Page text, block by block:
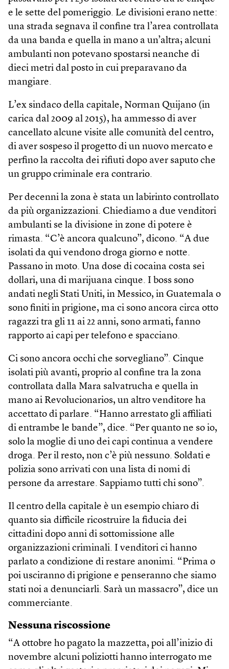
e le sette del pomeriggio. Le divisioni erano nette:
una strada segnava il confine tra l’area controllata
da una banda e quella in mano a un’altra; alcuni
ambulanti non potevano spostarsi neanche di
dieci metri dal posto in cui preparavano da
mangiare.
L’ex sindaco della capitale, Norman Quijano (in
carica dal 2009 al 2015), ha ammesso di aver
cancellato alcune visite alle comunità del centro,
di aver sospeso il progetto di un nuovo mercato e
perfino la raccolta dei rifiuti dopo aver saputo che
un gruppo criminale era contrario.
Per decenni la zona è stata un labirinto controllato
da più organizzazioni. Chiediamo a due venditori
ambulanti se la divisione in zone di potere è
rimasta. “C’è ancora qualcuno”, dicono. “A due
isolati da qui vendono droga giorno e notte.
Passano in moto. Una dose di cocaina costa sei
dollari, una di marijuana cinque. I boss sono
andati negli Stati Uniti, in Messico, in Guatemala o
sono finiti in prigione, ma ci sono ancora circa otto
ragazzi tra gli 11 ai 22 anni, sono armati, fanno
rapporto ai capi per telefono e spacciano.
Ci sono ancora occhi che sorvegliano”. Cinque
isolati più avanti, proprio al confine tra la zona
controllata dalla Mara salvatrucha e quella in
mano ai Revolucionarios, un altro venditore ha
accettato di parlare. “Hanno arrestato gli affiliati
di entrambe le bande”, dice. “Per quanto ne so io,
solo la moglie di uno dei capi continua a vendere
droga. Per il resto, non c’è più nessuno. Soldati e
polizia sono arrivati con una lista di nomi di
persone da arrestare. Sappiamo tutti chi sono”.
Il centro della capitale è un esempio chiaro di
quanto sia difficile ricostruire la fiducia dei
cittadini dopo anni di sottomissione alle
organizzazioni criminali. I venditori ci hanno
parlato a condizione di restare anonimi. “Prima o
poi usciranno di prigione e penseranno che siamo
stati noi a denunciarli. Sarà un massacro”, dice un
commerciante.
Nessuna riscossione
“A ottobre ho pagato la mazzetta, poi all’inizio di
novembre alcuni poliziotti hanno interrogato me